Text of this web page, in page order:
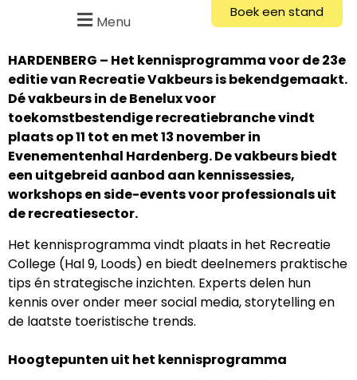
Menu
Boek een stand
HARDENBERG – Het kennisprogramma voor de 23e
editie van Recreatie Vakbeurs is bekendgemaakt.
Dé vakbeurs in de Benelux voor
toekomstbestendige recreatiebranche vindt
plaats op 11 tot en met 13 november in
Evenementenhal Hardenberg. De vakbeurs biedt
een uitgebreid aanbod aan kennissessies,
workshops en side-events voor professionals uit
de recreatiesector.
Het kennisprogramma vindt plaats in het Recreatie
College (Hal 9, Loods) en biedt deelnemers praktische
tips én strategische inzichten. Experts delen hun
kennis over onder meer social media, storytelling en
de laatste toeristische trends.
Hoogtepunten uit het kennisprogramma